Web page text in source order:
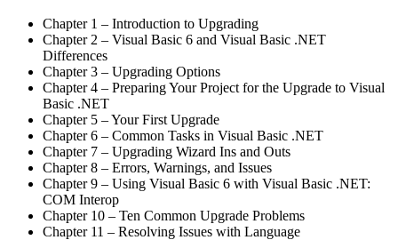
Chapter 1 – Introduction to Upgrading
Chapter 2 – Visual Basic 6 and Visual Basic .NET
Differences
Chapter 3 – Upgrading Options
Chapter 4 – Preparing Your Project for the Upgrade to Visual
Basic .NET
Chapter 5 – Your First Upgrade
Chapter 6 – Common Tasks in Visual Basic .NET
Chapter 7 – Upgrading Wizard Ins and Outs
Chapter 8 – Errors, Warnings, and Issues
Chapter 9 – Using Visual Basic 6 with Visual Basic .NET:
COM Interop
Chapter 10 – Ten Common Upgrade Problems
Chapter 11 – Resolving Issues with Language